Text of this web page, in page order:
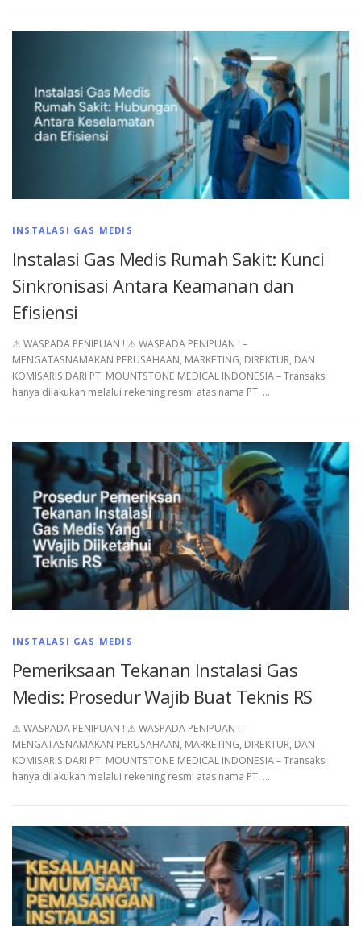
INSTALASI GAS MEDIS
Instalasi Gas Medis Rumah Sakit: Kunci
Sinkronisasi Antara Keamanan dan
Efisiensi
⚠︎ WASPADA PENIPUAN ! ⚠︎ WASPADA PENIPUAN ! –
MENGATASNAMAKAN PERUSAHAAN, MARKETING, DIREKTUR, DAN
KOMISARIS DARI PT. MOUNTSTONE MEDICAL INDONESIA – Transaksi
hanya dilakukan melalui rekening resmi atas nama PT. …
INSTALASI GAS MEDIS
Pemeriksaan Tekanan Instalasi Gas
Medis: Prosedur Wajib Buat Teknis RS
⚠︎ WASPADA PENIPUAN ! ⚠︎ WASPADA PENIPUAN ! –
MENGATASNAMAKAN PERUSAHAAN, MARKETING, DIREKTUR, DAN
KOMISARIS DARI PT. MOUNTSTONE MEDICAL INDONESIA – Transaksi
hanya dilakukan melalui rekening resmi atas nama PT. …